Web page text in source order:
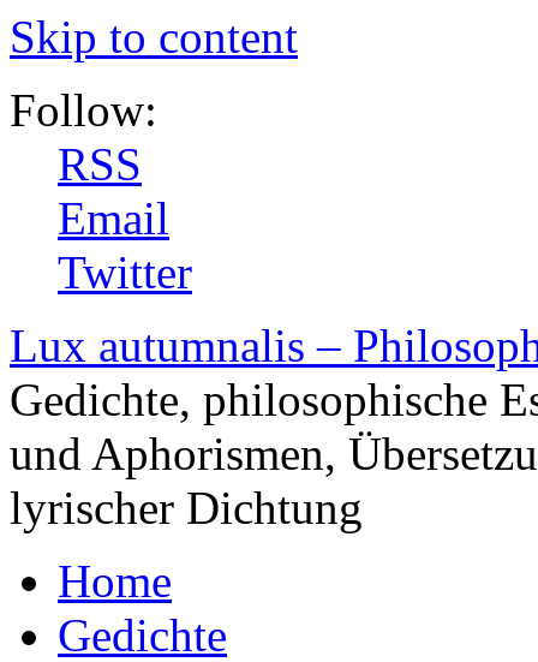
Skip to content
Follow:
RSS
Email
Twitter
Lux autumnalis –
Gedichte, philosophische
und Aphorismen,
lyrischer Dichtung
Home
Gedichte